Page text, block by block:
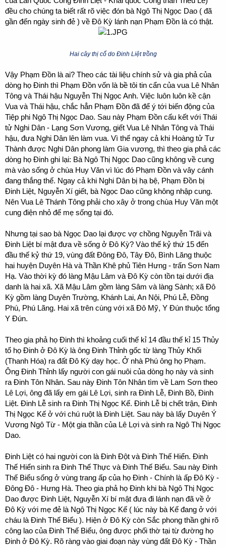
đều cho chúng ta biết rất rõ việc đón bà Ngô Thị Ngọc Dao ( đã
gần đến ngày sinh đẻ ) về Đô Kỳ lánh nạn Phạm Đồn là có thật.
Hai cây thị cổ do Đinh Liệt trồng
Vậy Phạm Đồn là ai? Theo các tài liệu chính sử và gia phả của
dòng họ Đinh thì Phạm Đồn vốn là bề tôi tin cẩn của vua Lê Nhân
Tông và Thái hậu Nguyễn Thị Ngọc Anh. Việc luôn luôn kề cận
Vua và Thái hậu, chắc hẳn Phạm Đồn đã để ý tới biến động của
Tiệp phi Ngô Thị Ngọc Dao. Sau này Phạm Đồn cấu kết với Thái
tử Nghi Dân - Lạng Sơn Vương, giết Vua Lê Nhân Tông và Thái
hậu, đưa Nghi Dân lên làm vua. Vì thế ngay cả khi Hoàng tử Tư
Thành được Nghi Dân phong làm Gia vương, thì theo gia phả các
dòng họ Đinh ghi lại: Bà Ngô Thị Ngọc Dao cũng không về cung
mà vào sống ở chùa Huy Văn vì lúc đó Phạm Đồn và vây cánh
đang thắng thế. Ngay cả khi Nghi Dân bị hạ bệ, Phạm Đồn bị
Đinh Liệt, Nguyễn Xí giết, bà Ngọc Dao cũng không nhập cung.
Nên Vua Lê Thánh Tông phải cho xây ở trong chùa Huy Văn một
cung điện nhỏ để mẹ sống tại đó.
Nhưng tại sao bà Ngọc Dao lại được vợ chồng Nguyễn Trãi và
Đinh Liệt bí mật đưa về sống ở Đô Kỳ? Vào thế kỷ thứ 15 đến
đầu thế kỷ thứ 19, vùng đất Đông Đô, Tây Đô, Bình Lăng thuộc
hai huyện Duyên Hà và Thần Khê phủ Tiên Hưng - trấn Sơn Nam
Hạ. Vào thời kỳ đó làng Mậu Lâm và Đô Kỳ còn tồn tại dưới địa
danh là hai xã. Xã Mậu Lâm gồm làng Sâm và làng Sành; xã Đô
Kỳ gồm làng Duyên Trường, Khánh Lai, An Nội, Phú Lễ, Đồng
Phú, Phú Lãng. Hai xã trên cùng với xã Đô Mỹ, Y Đún thuộc tổng
Y Đún.
Theo gia phả họ Đinh thì khoảng cuối thế kỉ 14 đầu thế kỉ 15 Thủy
tổ họ Đinh ở Đô Kỳ là ông Đinh Thỉnh gốc từ làng Thủy Khối
(Thanh Hóa) ra đất Đô Kỳ dạy học. Ở nhà Phú ông họ Phạm.
Ông Đinh Thỉnh lấy người con gái nuôi của dòng họ này và sinh
ra Đinh Tôn Nhân. Sau này Đinh Tôn Nhân tìm về Lam Sơn theo
Lê Lợi, ông đã lấy em gái Lê Lợi, sinh ra Đinh Lễ, Đinh Bồ, Đinh
Liệt. Đinh Lễ sinh ra Đinh Thị Ngọc Kế. Đinh Lễ bị chết trận, Đinh
Thị Ngọc Kế ở với chú ruột là Đinh Liệt. Sau này bà lấy Duyên Ý
Vương Ngô Từ - Một gia thần của Lê Lợi và sinh ra Ngô Thị Ngọc
Dao.
Đinh Liệt có hai người con là Đinh Đột và Đinh Thế Hiển. Đinh
Thế Hiển sinh ra Đinh Thế Thực và Đinh Thế Biểu. Sau này Đinh
Thế Biểu sống ở vùng trang ấp của họ Đinh - Chính là ấp Đô Kỳ -
Đông Đô - Hưng Hà. Theo gia phả họ Đinh khi bà Ngô Thị Ngọc
Dao được Đinh Liệt, Nguyễn Xí bí mật đưa đi lánh nạn đã về ở
Đô Kỳ với mẹ đẻ là Ngô Thị Ngọc Kế ( lúc này bà Kế đang ở với
cháu là Đinh Thế Biểu ). Hiện ở Đô Kỳ còn Sắc phong thần ghi rõ
công lao của Đinh Thế Biểu, ông được phối thờ tại từ đường họ
Đinh ở Đô Kỳ. Rõ ràng vào giai đoạn này vùng đất Đô Kỳ - Thần